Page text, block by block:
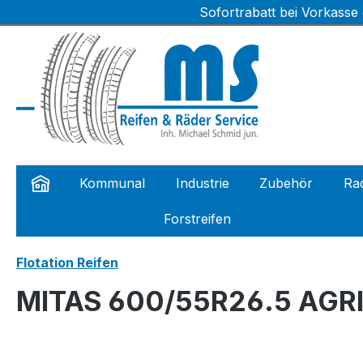
Zur Hauptnavigation springenSofortrabatt bei
Kommunal Industrie Zubehör
Forstreifen
Flotation Reifen
MITAS 600/55R26.5